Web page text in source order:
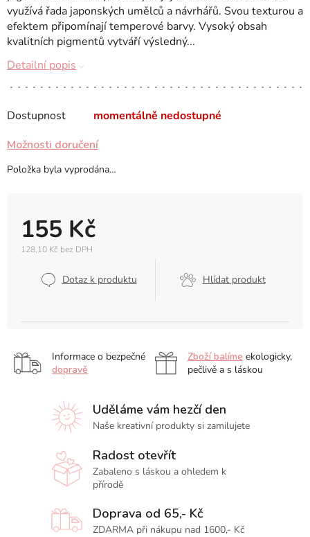
Dostupnost momentálně nedostupné
155 Kč
128,10 Kč bez DPH
Dotaz k produktu Hlídat produkt
Možnosti doručení
Položka byla vyprodána…
využívá řada japonských umělců a návrhářů. Svou texturou a
efektem připomínají temperové barvy. Vysoký obsah
kvalitních pigmentů vytváří výsledný...
Detailní popis
Informace o bezpečné
dopravě
Zboží balíme ekologicky,
pečlivě a s láskou
Uděláme vám hezčí den
Naše kreativní produkty si zamilujete
Radost otevřít
Zabaleno s láskou a ohledem k
přírodě
Doprava od 65,- Kč
ZDARMA při nákupu nad 1600,- Kč